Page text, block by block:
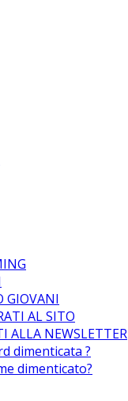
GIOVANI
AL SITO
ALLA NEWSLETTER
dimenticata ?
dimenticato?